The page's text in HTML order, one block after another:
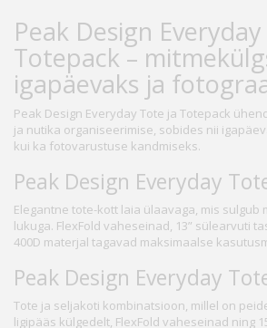
Peak Design
Totepack –
igapäevaks ja
Peak Design Everyday Tote ja Totepack
ja nutika organiseerimise, sobides nii
kui ka fotovarustuse kandmiseks.
Peak Design Everyday
Elegantne tote-kott laia ülaavaga, mis sulgub
lukuga. FlexFold vaheseinad, 13” sülearvuti
400D materjal tagavad maksimaalse
Peak Design Everyday
Tote ja seljakoti kombinatsioon, millel on
ligipääs külgedelt, FlexFold vaheseinad ning